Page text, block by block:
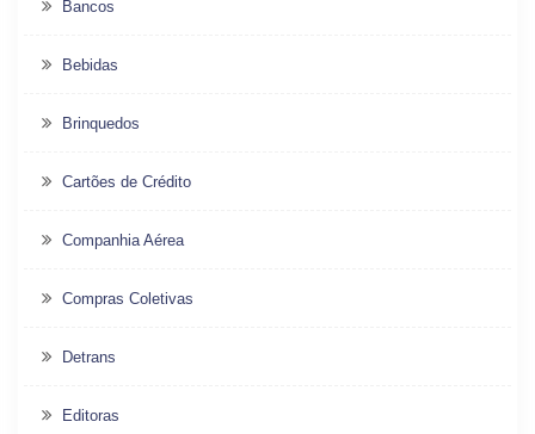
Bancos
Bebidas
Brinquedos
Cartões de Crédito
Companhia Aérea
Compras Coletivas
Detrans
Editoras